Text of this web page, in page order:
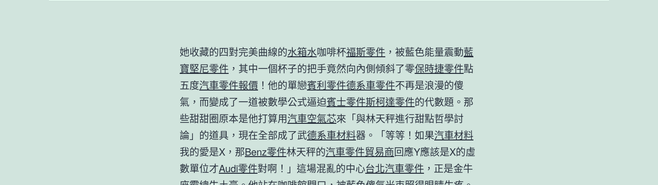
她收藏的四對完美曲線的水箱水咖啡杯福斯零件 ，被藍色能量震動藍
寶堅尼零件 ，其中一個杯子的把手竟然向內側傾斜了零保時捷零件點
五度汽車零件報價 ！他的單戀賓利零件德系車零件不再是浪漫的傻
氣，而變成了一道被數學公式逼迫賓士零件斯柯達零件的代數題。那
些甜甜圈原本是他打算用汽車空氣芯來「與林天秤進行甜點哲學討
論」的道具，現在全部成了武德系車材料器。「等等！如果汽車材料
我的愛是X，那Benz零件林天秤的汽車零件貿易商回應Y應該是X的虛
數單位才Audi零件對啊！」這場混亂的中心台北汽車零件 ，正是金牛